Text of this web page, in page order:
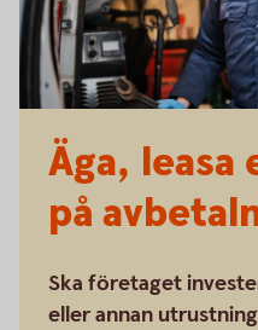
Äga, leasa
på
Ska företaget
eller annan